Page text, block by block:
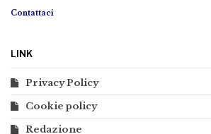
Contattaci
LINK
Privacy Policy
Cookie policy
Redazione